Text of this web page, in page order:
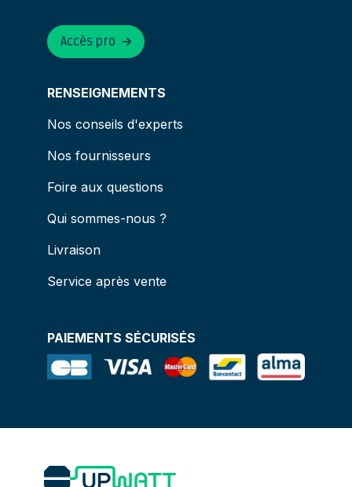
RENSEIGNEMENTS
Nos conseils d'experts
Nos fournisseurs
Foire aux questions
Qui sommes-nous ?
Livraison
Service après vente
Accès pro
PAIEMENTS SÉCURISÉS